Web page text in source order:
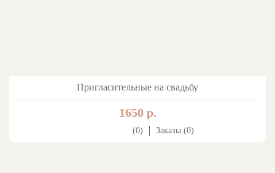
Пригласительные на свадьбу
1650 р.
(0) Заказы (0)